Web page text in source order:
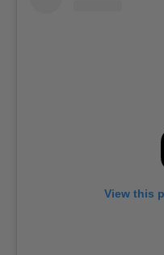
View this